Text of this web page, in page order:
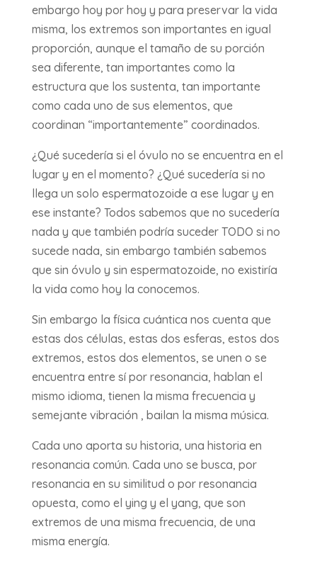
embargo hoy por hoy y para preservar la vida
misma, los extremos son importantes en igual
proporción, aunque el tamaño de su porción
sea diferente, tan importantes como la
estructura que los sustenta, tan importante
como cada uno de sus elementos, que
coordinan “importantemente” coordinados.
¿Qué sucedería si el óvulo no se encuentra en el
lugar y en el momento? ¿Qué sucedería si no
llega un solo espermatozoide a ese lugar y en
ese instante? Todos sabemos que no sucedería
nada y que también podría suceder TODO si no
sucede nada, sin embargo también sabemos
que sin óvulo y sin espermatozoide, no existiría
la vida como hoy la conocemos.
Sin embargo la física cuántica nos cuenta que
estas dos células, estas dos esferas, estos dos
extremos, estos dos elementos, se unen o se
encuentra entre sí por resonancia, hablan el
mismo idioma, tienen la misma frecuencia y
semejante vibración , bailan la misma música.
Cada uno aporta su historia, una historia en
resonancia común. Cada uno se busca, por
resonancia en su similitud o por resonancia
opuesta, como el ying y el yang, que son
extremos de una misma frecuencia, de una
misma energía.